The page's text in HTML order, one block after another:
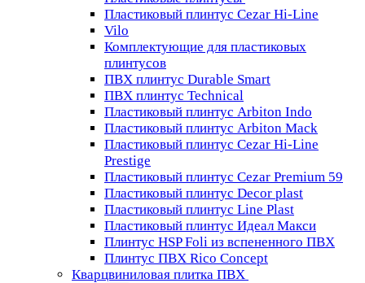
Пластиковый плинтус Cezar Hi-Line
Vilo
Комплектующие для пластиковых
плинтусов
ПВХ плинтус Durable Smart
ПВХ плинтус Technical
Пластиковый плинтус Arbiton Indo
Пластиковый плинтус Arbiton Mack
Пластиковый плинтус Cezar Hi-Line
Prestige
Пластиковый плинтус Cezar Premium 59
Пластиковый плинтус Decor plast
Пластиковый плинтус Line Plast
Пластиковый плинтус Идеал Макси
Плинтус HSP Foli из вспененного ПВХ
Плинтус ПВХ Rico Concept
Кварцвиниловая плитка ПВХ